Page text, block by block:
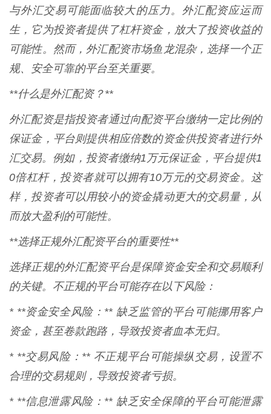
与外汇交易可能面临较大的压力。外汇配资应运而
生，它为投资者提供了杠杆资金，放大了投资收益的
可能性。然而，外汇配资市场鱼龙混杂，选择一个正
规、安全可靠的平台至关重要。
**什么是外汇配资？**
外汇配资是指投资者通过向配资平台缴纳一定比例的
保证金，平台则提供相应倍数的资金供投资者进行外
汇交易。例如，投资者缴纳1万元保证金，平台提供1
0倍杠杆，投资者就可以拥有10万元的交易资金。这
样，投资者可以用较小的资金撬动更大的交易量，从
而放大盈利的可能性。
**选择正规外汇配资平台的重要性**
选择正规的外汇配资平台是保障资金安全和交易顺利
的关键。不正规的平台可能存在以下风险：
* **资金安全风险：** 缺乏监管的平台可能挪用客户
资金，甚至卷款跑路，导致投资者血本无归。
* **交易风险：** 不正规平台可能操纵交易，设置不
合理的交易规则，导致投资者亏损。
* **信息泄露风险：** 缺乏安全保障的平台可能泄露